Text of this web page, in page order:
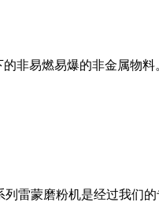
非易燃易爆的非金属物
雷蒙磨粉机是经过我们